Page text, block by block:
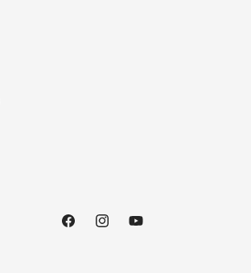
FacebookInstagramYouTube